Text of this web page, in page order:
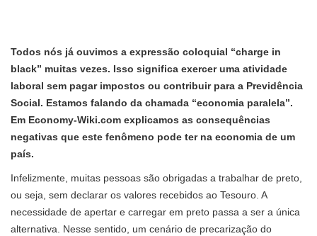
Todos nós já ouvimos a expressão coloquial “charge in
black” muitas vezes. Isso significa exercer uma atividade
laboral sem pagar impostos ou contribuir para a Previdência
Social. Estamos falando da chamada “economia paralela”.
Em Economy-Wiki.com explicamos as consequências
negativas que este fenômeno pode ter na economia de um
país.
Infelizmente, muitas pessoas são obrigadas a trabalhar de preto,
ou seja, sem declarar os valores recebidos ao Tesouro. A
necessidade de apertar e carregar em preto passa a ser a única
alternativa. Nesse sentido, um cenário de precarização do